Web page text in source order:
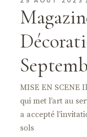
MISE EN SCENE
qui met l’art au
a accepté
sols